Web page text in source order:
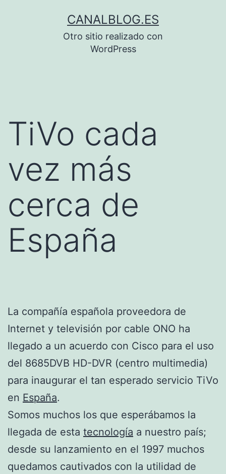
CANALBLOG.ES
Otro sitio realizado con
WordPress
TiVo cada
vez más
cerca de
España
La compañía española proveedora de
Internet y televisión por cable ONO ha
llegado a un acuerdo con Cisco para el uso
del 8685DVB HD-DVR (centro multimedia)
para inaugurar el tan esperado servicio TiVo
en España.
Somos muchos los que esperábamos la
llegada de esta tecnología a nuestro país;
desde su lanzamiento en el 1997 muchos
quedamos cautivados con la utilidad de